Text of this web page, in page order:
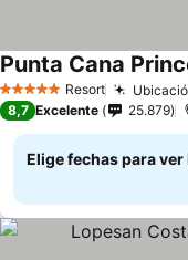
5 Estrellas Resort
Ver precios
8,7 Excelente 25.879
Elige fechas para